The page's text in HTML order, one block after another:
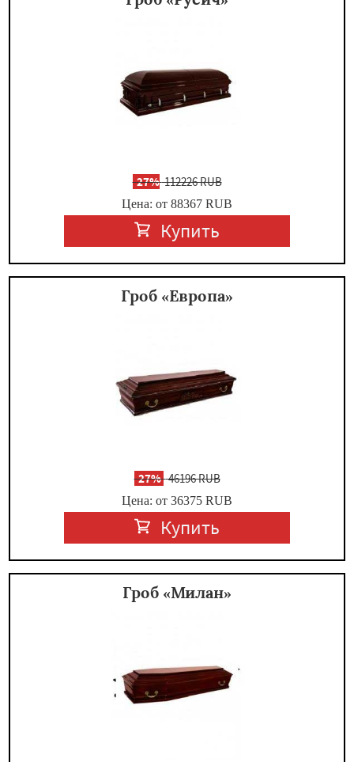
-27%112226 RUB
Цена: от 88367 RUB
Купить
Гроб «Европа»
-27%46196 RUB
Цена: от 36375 RUB
Купить
Гроб «Милан»